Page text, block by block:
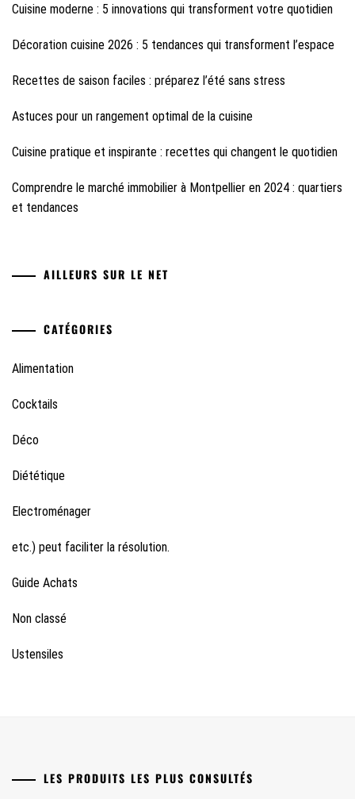
Cuisine moderne : 5 innovations qui transforment votre quotidien
Décoration cuisine 2026 : 5 tendances qui transforment l’espace
Recettes de saison faciles : préparez l’été sans stress
Astuces pour un rangement optimal de la cuisine
Cuisine pratique et inspirante : recettes qui changent le quotidien
Comprendre le marché immobilier à Montpellier en 2024 : quartiers
et tendances
AILLEURS SUR LE NET
CATÉGORIES
Alimentation
Cocktails
Déco
Diététique
Electroménager
etc.) peut faciliter la résolution.
Guide Achats
Non classé
Ustensiles
LES PRODUITS LES PLUS CONSULTÉS